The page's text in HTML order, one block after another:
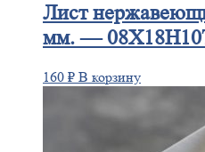
Лист
мм. —
160 ₽ В корзину